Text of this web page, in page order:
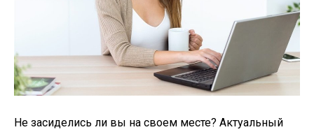
Не засиделись ли вы на своем месте? Актуальный